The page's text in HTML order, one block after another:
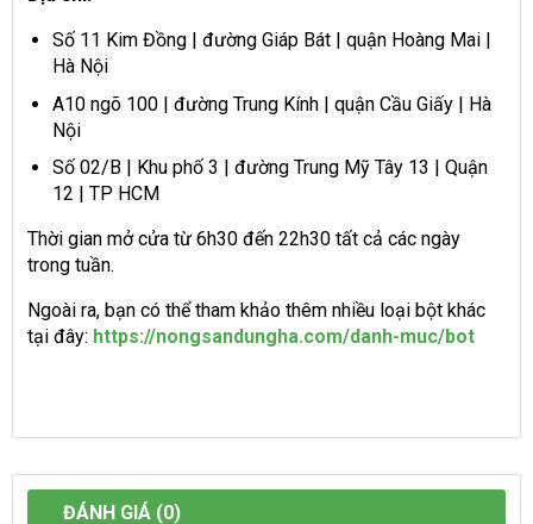
Số 11 Kim Đồng | đường Giáp Bát | quận Hoàng Mai |
Hà Nội
A10 ngõ 100 | đường Trung Kính | quận Cầu Giấy | Hà
Nội
Số 02/B | Khu phố 3 | đường Trung Mỹ Tây 13 | Quận
12 | TP HCM
Thời gian mở cửa từ 6h30 đến 22h30 tất cả các ngày
trong tuần.
Ngoài ra, bạn có thể tham khảo thêm nhiều loại bột khác
tại đây: https://nongsandungha.com/danh-muc/bot
ĐÁNH GIÁ (0)